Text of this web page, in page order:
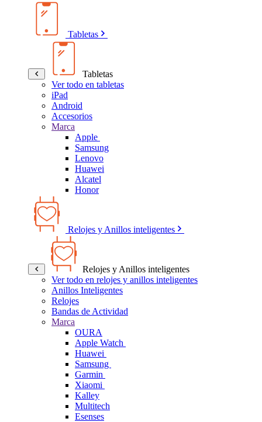
Tabletas
Tabletas
Ver todo en tabletas
iPad
Android
Accesorios
Marca
Apple
Samsung
Lenovo
Huawei
Alcatel
Honor
Relojes y Anillos inteligentes
Relojes y Anillos inteligentes
Ver todo en relojes y anillos inteligentes
Anillos Inteligentes
Relojes
Bandas de Actividad
Marca
OURA
Apple Watch
Huawei
Samsung
Garmin
Xiaomi
Kalley
Multitech
Esenses